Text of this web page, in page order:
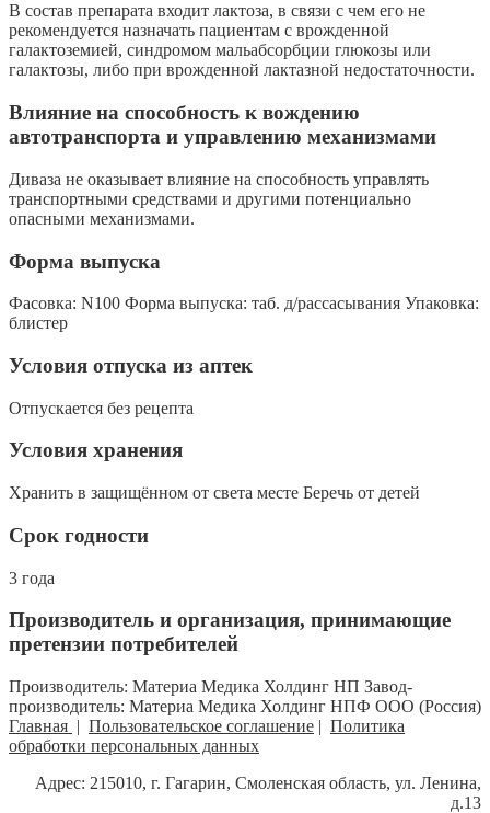
В состав препарата входит лактоза, в связи с чем его не
рекомендуется назначать пациентам с врожденной
галактоземией, синдромом мальабсорбции глюкозы или
галактозы, либо при врожденной лактазной недостаточности.
Влияние на способность к вождению
автотранспорта и управлению механизмами
Диваза не оказывает влияние на способность управлять
транспортными средствами и другими потенциально
опасными механизмами.
Форма выпуска
Фасовка: N100 Форма выпуска: таб. д/рассасывания Упаковка:
блистер
Условия отпуска из аптек
Отпускается без рецепта
Условия хранения
Хранить в защищённом от света месте Беречь от детей
Срок годности
3 года
Производитель и организация, принимающие
претензии потребителей
Производитель: Материа Медика Холдинг НП Завод-
производитель: Материа Медика Холдинг НПФ ООО (Россия)
Главная | Пользовательское соглашение | Политика
обработки персональных данных
Адрес: 215010, г. Гагарин, Смоленская область, ул. Ленина,
д.13